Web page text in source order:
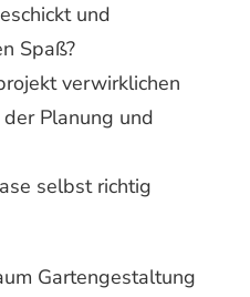
und
Spaß?
verwirklichen
Planung und
selbst richtig
Gartengestaltung